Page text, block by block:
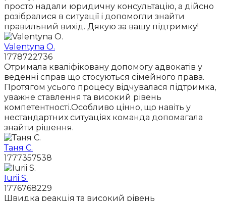
просто надали юридичну консультацію, а дійсно
розібралися в ситуації і допомогли знайти
правильний вихід. Дякую за вашу підтримку!
Valentyna O.
1778722736
Отримала кваліфіковану допомогу адвокатів у
веденні справ що стосуються сімейного права.
Протягом усього процесу відчувалася підтримка,
уважне ставлення та високий рівень
компетентності.Особливо цінно, що навіть у
нестандартних ситуаціях команда допомагала
знайти рішення.
Таня С.
1777357538
Iurii S.
1776768229
Швидка реакція та високий рівень